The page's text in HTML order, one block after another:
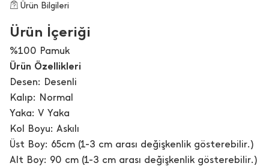
Ürün Bilgileri
Ürün İçeriği
%100 Pamuk
Ürün Özellikleri
Desen: Desenli
Kalıp: Normal
Yaka: V Yaka
Kol Boyu: Askılı
Üst Boy: 65cm (1-3 cm arası değişkenlik gösterebilir.)
Alt Boy: 90 cm (1-3 cm arası değişkenlik gösterebilir.)